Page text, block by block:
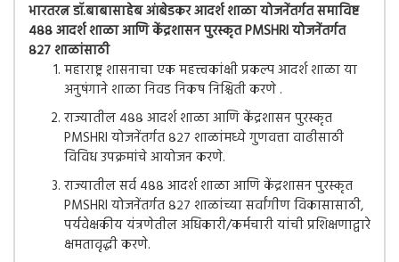
भारतरत्न डॉ.बाबासाहेब आंबेडकर आदर्श शाळा योजनेंतर्गत समाविष्ट
४८८ आदर्श शाळा आणि केंद्रशासन पुरस्कृत PMSHRI योजनेंतर्गत
८२७ शाळांसाठी
महाराष्ट्र शासनाचा एक महत्त्वकांक्षी प्रकल्प आदर्श शाळा या
अनुषंगाने शाळा निवड निकष निश्चिती करणे .
राज्यातील ४८८ आदर्श शाळा आणि केंद्रशासन पुरस्कृत
PMSHRI योजनेंतर्गत ८२७ शाळांमध्ये गुणवत्ता वाढीसाठी
विविध उपक्रमांचे आयोजन करणे.
राज्यातील सर्व ४८८ आदर्श शाळा आणि केंद्रशासन पुरस्कृत
PMSHRI योजनेंतर्गत ८२७ शाळांच्या सर्वांगीण विकासासाठी,
पर्यवेक्षकीय यंत्रणेतील अधिकारी/कर्मचारी यांची प्रशिक्षणाद्वारे
क्षमतावृद्धी करणे.